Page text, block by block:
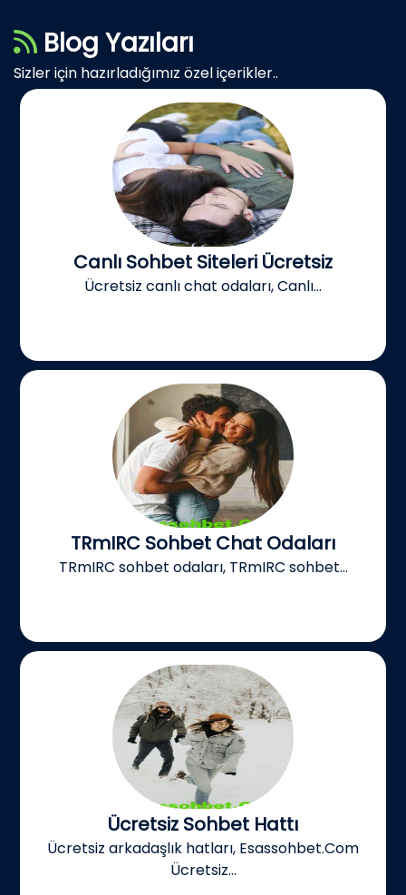
Blog Yazıları
Sizler için hazırladığımız özel içerikler..
Canlı Sohbet Siteleri Ücretsiz
Ücretsiz canlı chat odaları, Canlı...
TRmIRC Sohbet Chat Odaları
TRmIRC sohbet odaları, TRmIRC sohbet...
Ücretsiz Sohbet Hattı
Ücretsiz arkadaşlık hatları, Esassohbet.Com
Ücretsiz...